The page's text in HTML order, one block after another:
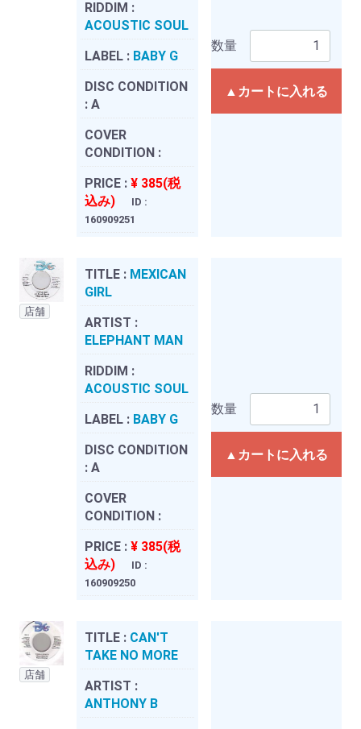
RIDDIM :
ACOUSTIC SOUL
LABEL : BABY G
DISC CONDITION
: A
COVER
CONDITION :
PRICE : ¥ 385(税
込み)
ID :
160909251
数量
▲カートに入れる
店舗
TITLE : MEXICAN
GIRL
ARTIST :
ELEPHANT MAN
RIDDIM :
ACOUSTIC SOUL
LABEL : BABY G
DISC CONDITION
: A
COVER
CONDITION :
PRICE : ¥ 385(税
込み)
ID :
160909250
数量
▲カートに入れる
店舗
TITLE : CAN'T
TAKE NO MORE
ARTIST :
ANTHONY B